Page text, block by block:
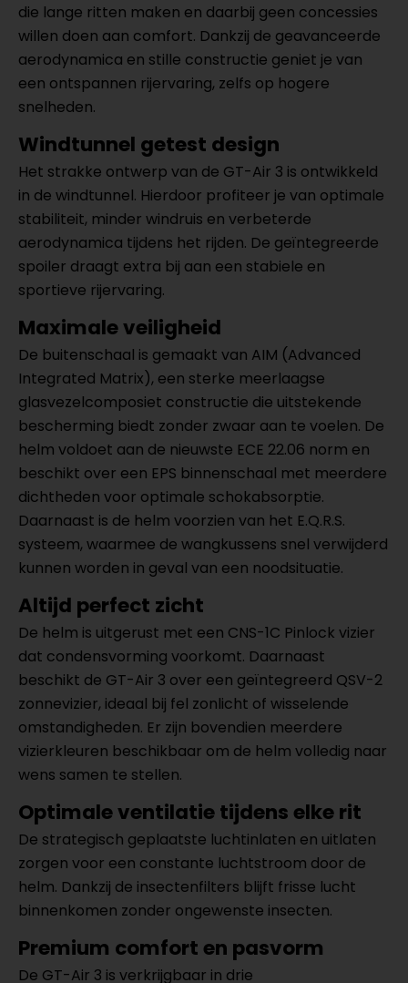
die lange ritten maken en daarbij geen concessies
willen doen aan comfort. Dankzij de geavanceerde
aerodynamica en stille constructie geniet je van
een ontspannen rijervaring, zelfs op hogere
snelheden.
Windtunnel getest design
Het strakke ontwerp van de GT-Air 3 is ontwikkeld
in de windtunnel. Hierdoor profiteer je van optimale
stabiliteit, minder windruis en verbeterde
aerodynamica tijdens het rijden. De geïntegreerde
spoiler draagt extra bij aan een stabiele en
sportieve rijervaring.
Maximale veiligheid
De buitenschaal is gemaakt van AIM (Advanced
Integrated Matrix), een sterke meerlaagse
glasvezelcomposiet constructie die uitstekende
bescherming biedt zonder zwaar aan te voelen. De
helm voldoet aan de nieuwste ECE 22.06 norm en
beschikt over een EPS binnenschaal met meerdere
dichtheden voor optimale schokabsorptie.
Daarnaast is de helm voorzien van het E.Q.R.S.
systeem, waarmee de wangkussens snel verwijderd
kunnen worden in geval van een noodsituatie.
Altijd perfect zicht
De helm is uitgerust met een CNS-1C Pinlock vizier
dat condensvorming voorkomt. Daarnaast
beschikt de GT-Air 3 over een geïntegreerd QSV-2
zonnevizier, ideaal bij fel zonlicht of wisselende
omstandigheden. Er zijn bovendien meerdere
vizierkleuren beschikbaar om de helm volledig naar
wens samen te stellen.
Optimale ventilatie tijdens elke rit
De strategisch geplaatste luchtinlaten en uitlaten
zorgen voor een constante luchtstroom door de
helm. Dankzij de insectenfilters blijft frisse lucht
binnenkomen zonder ongewenste insecten.
Premium comfort en pasvorm
De GT-Air 3 is verkrijgbaar in drie